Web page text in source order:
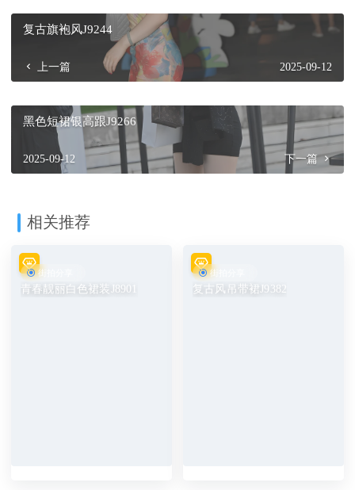
复古旗袍风J9244
上一篇 2025-09-12
黑色短裙银高跟J9266
2025-09-12 下一篇
相关推荐
街拍分享
青春靓丽白色裙装J8901
街拍分享
复古风吊带裙J9382